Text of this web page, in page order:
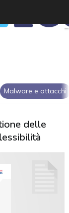
Malware e attacchi
delle